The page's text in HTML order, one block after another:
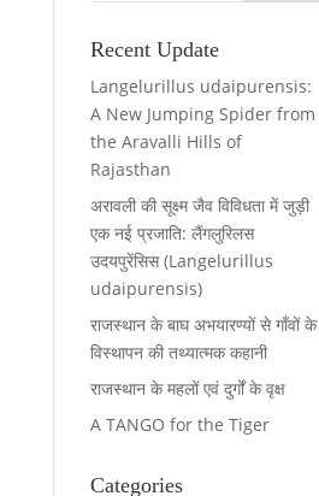
Recent Update
Langelurillus udaipurensis:
A New Jumping Spider from
the Aravalli Hills of
Rajasthan
अरावली की सूक्ष्म जैव विविधता में जुड़ी
एक नई प्रजाति: लैंगलुरिलस
उदयपुरेंसिस (Langelurillus
udaipurensis)
राजस्थान के बाघ अभयारण्यों से गाँवों के
विस्थापन की तथ्यात्मक कहानी
राजस्थान के महलों एवं दुर्गों के वृक्ष
A TANGO for the Tiger
Categories